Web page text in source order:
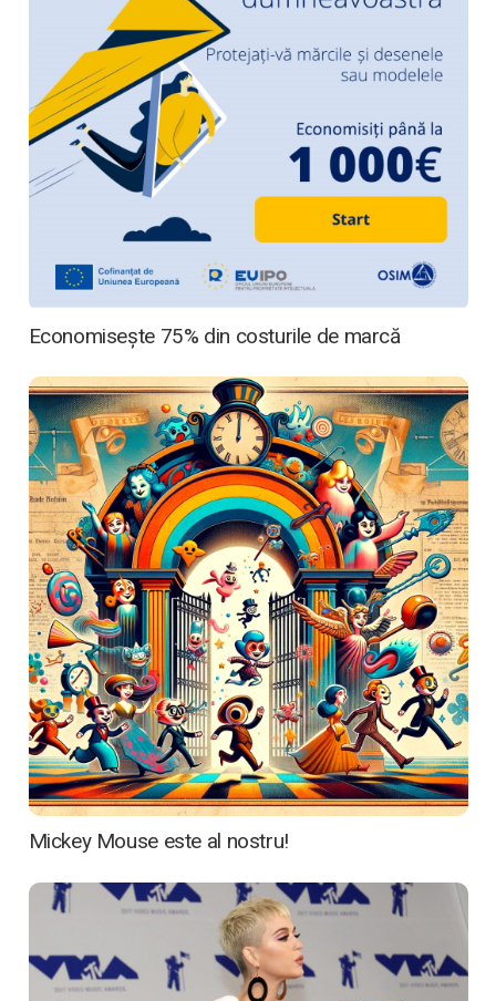
Acasă
Cine suntem
Ce oferim
Media
Articole
Contactează-ne
Economisește 75% din costurile de marcă
Mickey Mouse este al nostru!